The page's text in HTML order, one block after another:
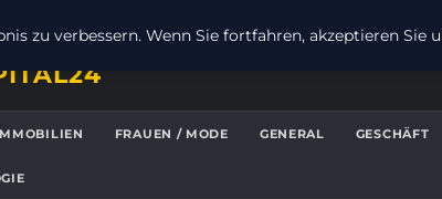
FRAUEN / MODE GENERAL GESCHÄFT
zu verbessern. Wenn Sie fortfahren, akzeptieren Sie